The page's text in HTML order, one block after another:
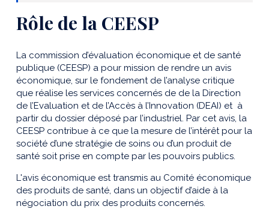
Rôle de la CEESP
La commission d’évaluation économique et de santé
publique (CEESP) a pour mission de rendre un avis
économique, sur le fondement de l’analyse critique
que réalise les services concernés de de la Direction
de l’Evaluation et de l’Accès à l’Innovation (DEAI) et à
partir du dossier déposé par l’industriel. Par cet avis, la
CEESP contribue à ce que la mesure de l’intérêt pour la
société d’une stratégie de soins ou d’un produit de
santé soit prise en compte par les pouvoirs publics.
L'avis économique est transmis au Comité économique
des produits de santé, dans un objectif d’aide à la
négociation du prix des produits concernés.